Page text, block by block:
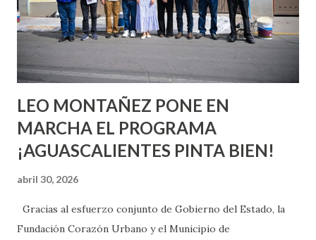
pienses que el sexo será increíble y no puedas esperar para
experimentarlo, pero como cualquier persona con
experiencia te dirá, siempre es mejor cuando ambas partes
son suficientemen...
LEO MONTAÑEZ PONE EN
MARCHA EL PROGRAMA
¡AGUASCALIENTES PINTA BIEN!
abril 30, 2026
Gracias al esfuerzo conjunto de Gobierno del Estado, la
Fundación Corazón Urbano y el Municipio de